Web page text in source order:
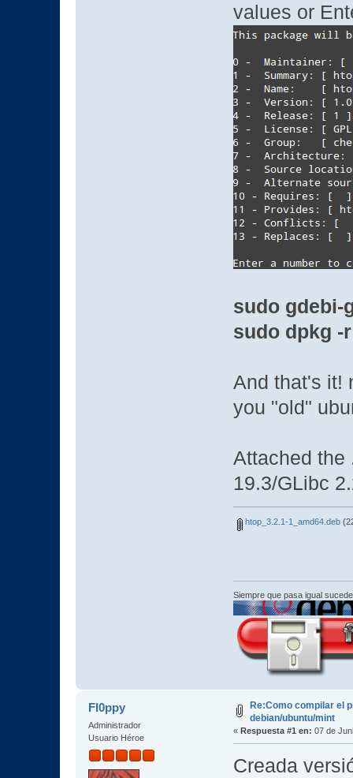
values or
sudo gdebi-
sudo dpkg -
And that's it!
you "old"
Attached the
19.3/GLibc
htop_3.2.1-1_amd64.deb
Siempre que pasa igual
Fl0ppy
Administrador
Usuario Héroe
Re:Como compilar el
debian/ubuntu/mint
« Respuesta #1 en: 07 de
Creada